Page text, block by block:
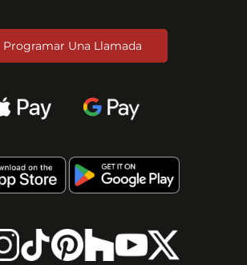
Programar Una Llamada